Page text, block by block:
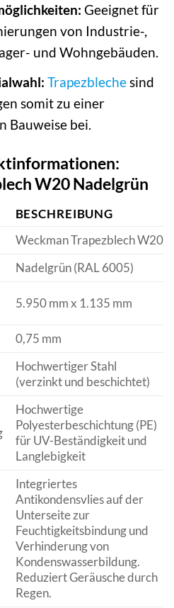
Geeignet für
von Industrie-,
und Wohngebäuden.
Trapezblechesind
somit zu einer
Bauweise bei.
W20 Nadelgrün
BESCHREIBUNG
Weckman Trapezblech W20
Nadelgrün (RAL 6005)
5.950 mm x 1.135 mm
0,75 mm
Hochwertiger Stahl
(verzinkt und beschichtet)
Hochwertige
Polyesterbeschichtung (PE)
für UV-Beständigkeit und
Langlebigkeit
Integriertes
Antikondensvlies auf der
Unterseite zur
Feuchtigkeitsbindung und
Verhinderung von
Kondenswasserbildung.
Reduziert Geräusche durch
Regen.